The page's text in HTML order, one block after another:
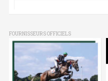
FOURNISSEURS OFFICIELS